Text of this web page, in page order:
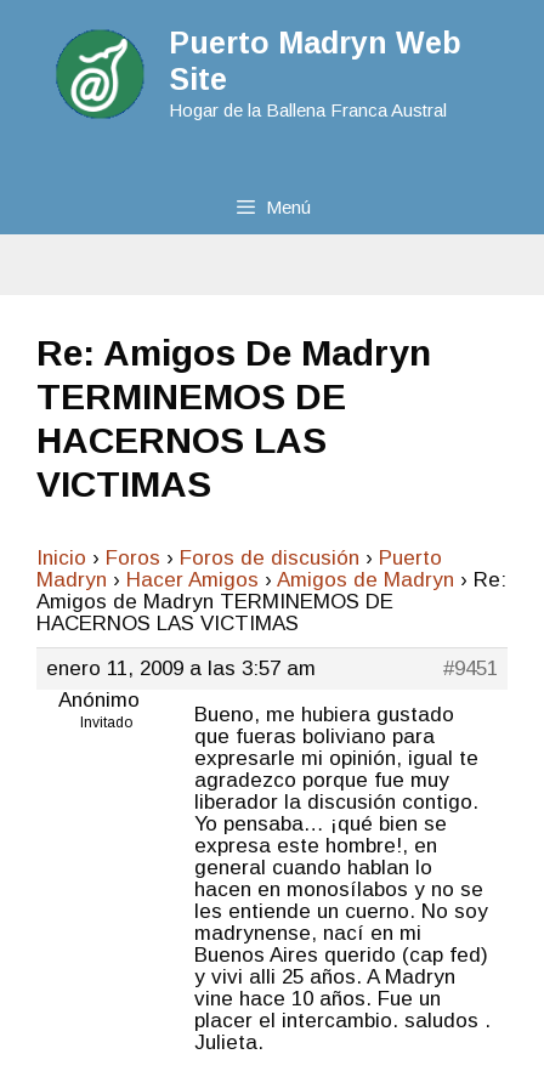
Puerto Madryn Web
Site
Hogar de la Ballena Franca Austral
Menú
Re: Amigos De Madryn
TERMINEMOS DE
HACERNOS LAS
VICTIMAS
Inicio › Foros › Foros de discusión › Puerto
Madryn › Hacer Amigos › Amigos de Madryn › Re:
Amigos de Madryn TERMINEMOS DE
HACERNOS LAS VICTIMAS
enero 11, 2009 a las 3:57 am
#9451
Anónimo
Invitado
Bueno, me hubiera gustado
que fueras boliviano para
expresarle mi opinión, igual te
agradezco porque fue muy
liberador la discusión contigo.
Yo pensaba… ¡qué bien se
expresa este hombre!, en
general cuando hablan lo
hacen en monosílabos y no se
les entiende un cuerno. No soy
madrynense, nací en mi
Buenos Aires querido (cap fed)
y vivi alli 25 años. A Madryn
vine hace 10 años. Fue un
placer el intercambio. saludos .
Julieta.